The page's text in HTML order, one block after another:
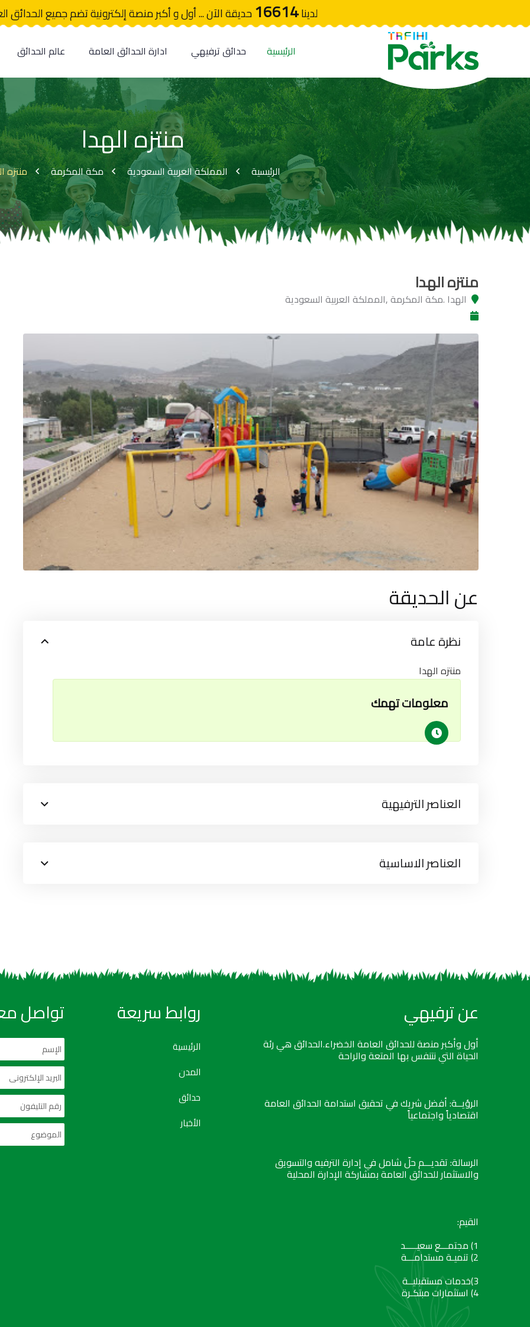
لدينا16614حديقة الآن ... أول و أكبر منصة إلكترونية تضم جميع الحدائق
الرئيسية حدائق ترفيهي ادارة الحدائق العامة عالم الحدائق
منتزه الهدا
الرئيسية المملكة العربية السعودية مكة المكرمة منتزه
منتزه الهدا
الهدا .مكة المكرمة ,المملكة العربية السعودية
عن الحديقة
نظرة عامة
منتزه الهدا
معلومات تهمك
العناصر الترفيهية
العناصر الاساسية
عن ترفيهي
أول وأكبر منصة للحدائق العامة الخضراء.الحدائق هي رئة
الحياة التي نتنفس بها المتعة والراحة
الرؤيــة: أفضل شريك في تحقيق استدامة الحدائق العامة
اقتصادياً واجتماعياً
الرسالة: تقديـــم حلّ شامل في إدارة الترفيه والتسويق
والاستثمار للحدائق العامة بمشاركة الإدارة المحلية
القيم:
1) مجتمـــع سعيـــــد
2) تنميـة مستدامـــة
3)خدمات مستقبليــة
4) استثمارات مبتكـرة
روابط سريعة
الرئيسية
المدن
حدائق
الأخبار
تواصل